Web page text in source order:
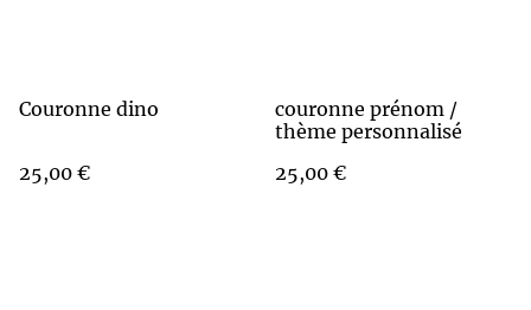
Couronne dino
25,00 €
couronne prénom /
thème personnalisé
25,00 €